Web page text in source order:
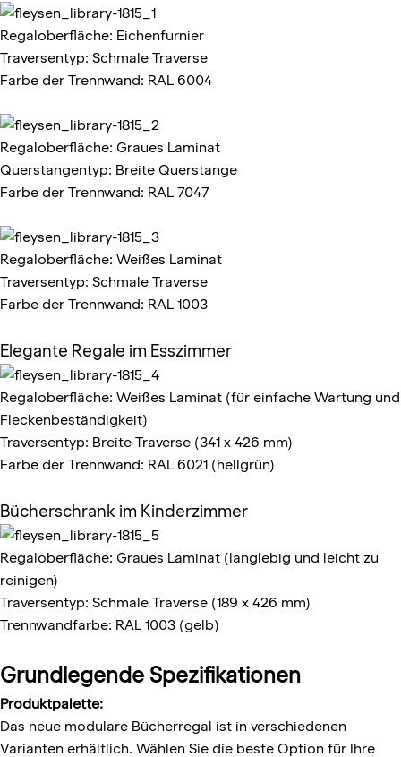
Regaloberfläche: Eichenfurnier
Traversentyp: Schmale Traverse
Farbe der Trennwand: RAL 6004
Regaloberfläche: Graues Laminat
Querstangentyp: Breite Querstange
Farbe der Trennwand: RAL 7047
Regaloberfläche: Weißes Laminat
Traversentyp: Schmale Traverse
Farbe der Trennwand: RAL 1003
Elegante Regale im Esszimmer
Regaloberfläche: Weißes Laminat (für einfache Wartung und
Fleckenbeständigkeit)
Traversentyp: Breite Traverse (341 x 426 mm)
Farbe der Trennwand: RAL 6021 (hellgrün)
Bücherschrank im Kinderzimmer
Regaloberfläche: Graues Laminat (langlebig und leicht zu
reinigen)
Traversentyp: Schmale Traverse (189 x 426 mm)
Trennwandfarbe: RAL 1003 (gelb)
Grundlegende Spezifikationen
Produktpalette:
Das neue modulare Bücherregal ist in verschiedenen
Varianten erhältlich. Wählen Sie die beste Option für Ihre